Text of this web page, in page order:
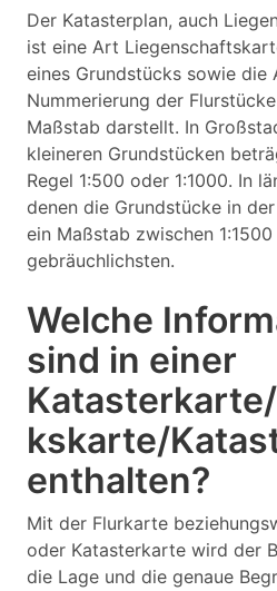
Der Katasterplan, auch
ist eine Art
eines Grundstücks sowie die
Nummerierung der
Maßstab darstellt. In
kleineren Grundstücken
Regel 1:500 oder 1:1000. In
denen die Grundstücke in
ein Maßstab zwischen
gebräuchlichsten.
Welche
sind in einer
kskarte/
enthalten?
Mit der Flurkarte
oder Katasterkarte wird der
die Lage und die genaue